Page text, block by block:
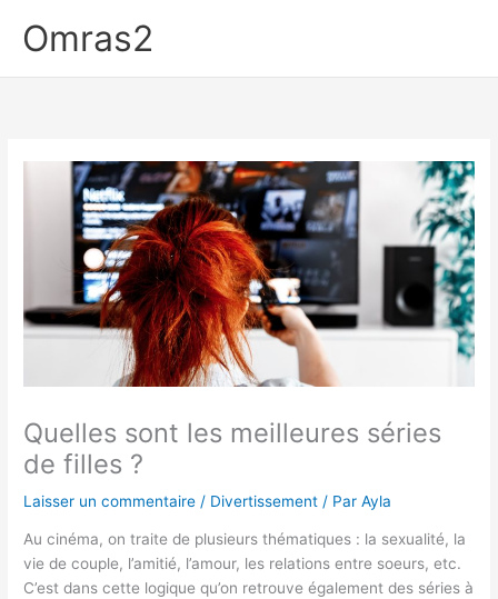
Omras2
Quelles sont les meilleures séries
de filles ?
Laisser un commentaire / Divertissement / ParAyla
Au cinéma, on traite de plusieurs thématiques : la sexualité, la
vie de couple, l’amitié, l’amour, les relations entre soeurs, etc.
C’est dans cette logique qu’on retrouve également des séries à